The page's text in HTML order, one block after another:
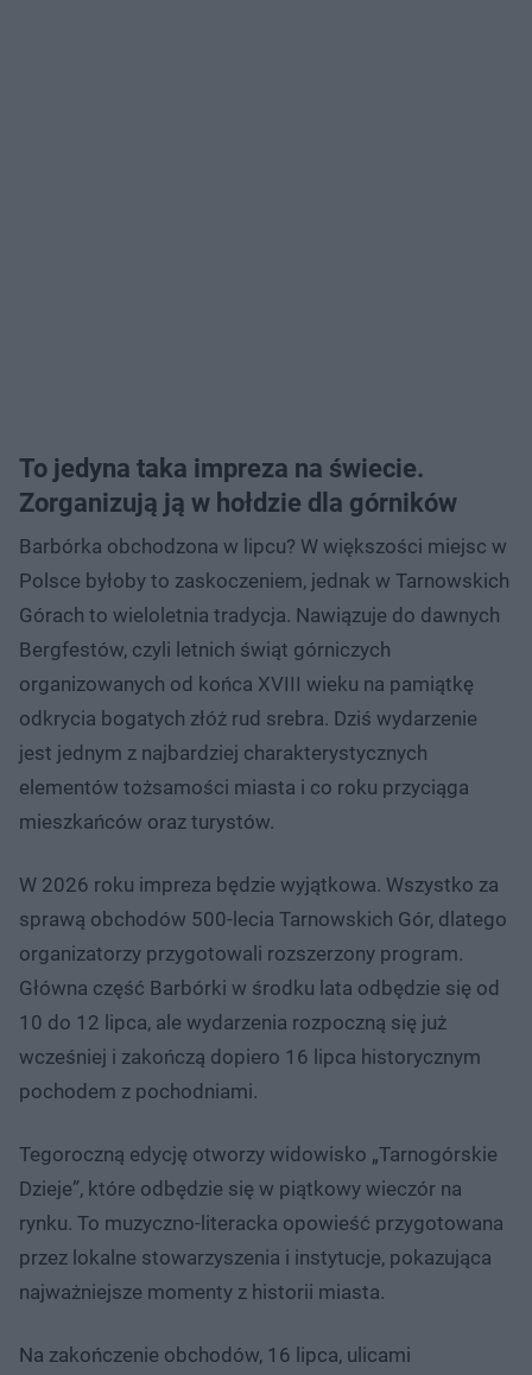
To jedyna taka impreza na świecie.
Zorganizują ją w hołdzie dla górników
Barbórka obchodzona w lipcu? W większości miejsc w
Polsce byłoby to zaskoczeniem, jednak w Tarnowskich
Górach to wieloletnia tradycja. Nawiązuje do dawnych
Bergfestów, czyli letnich świąt górniczych
organizowanych od końca XVIII wieku na pamiątkę
odkrycia bogatych złóż rud srebra. Dziś wydarzenie
jest jednym z najbardziej charakterystycznych
elementów tożsamości miasta i co roku przyciąga
mieszkańców oraz turystów.
W 2026 roku impreza będzie wyjątkowa. Wszystko za
sprawą obchodów 500-lecia Tarnowskich Gór, dlatego
organizatorzy przygotowali rozszerzony program.
Główna część Barbórki w środku lata odbędzie się od
10 do 12 lipca, ale wydarzenia rozpoczną się już
wcześniej i zakończą dopiero 16 lipca historycznym
pochodem z pochodniami.
Tegoroczną edycję otworzy widowisko „Tarnogórskie
Dzieje”, które odbędzie się w piątkowy wieczór na
rynku. To muzyczno-literacka opowieść przygotowana
przez lokalne stowarzyszenia i instytucje, pokazująca
najważniejsze momenty z historii miasta.
Na zakończenie obchodów, 16 lipca, ulicami